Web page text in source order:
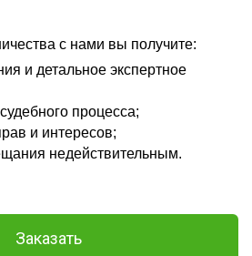
с нами вы получите:
и детальное экспертное
процесса;
и интересов;
недействительным.
Заказать